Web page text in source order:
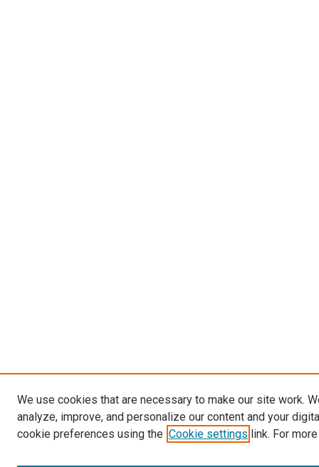
We use cookies that are necessary to make our site work.
analyze, improve, and personalize our content and your
cookie preferences using the Cookie settings link. For